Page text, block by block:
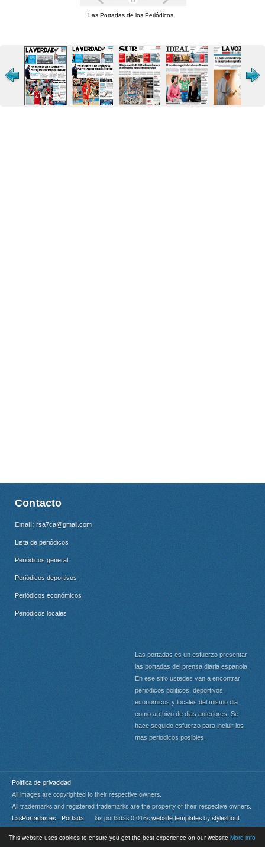
This website uses cookies to ensure you get the best experience on our website More info
Las Portadas de los Periódicos
Contacto
Email: rsa7ca@gmail.com
Lista de periódicos
Periódicos general
Periódicos deportivos
Periódicos económicos
Periódicos locales
Las portadas es un esfuerzo presentar
las portadas del prensa diaria espanola.
En ese sitio ustedes van a encontrar
periodicos politicos, deportivos,
economicos y locales del mismo dia
como archivo de dias anteriores. Se
hace seguido esfuerzo para incluir los
mas periodicos posibles.
Política de privacidad
All images are copyrighted to their respective owners.
All trademarks and registered trademarks are the property of their respective owners.
LasPortadas.es - Portada las portadas 0.016s website templates by styleshout